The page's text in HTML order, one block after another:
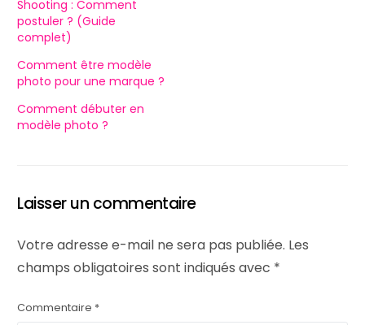
Shooting : Comment
postuler ? (Guide
complet)
Comment être modèle
photo pour une marque ?
Comment débuter en
modèle photo ?
Laisser un commentaire
Votre adresse e-mail ne sera pas publiée. Les
champs obligatoires sont indiqués avec *
Commentaire *